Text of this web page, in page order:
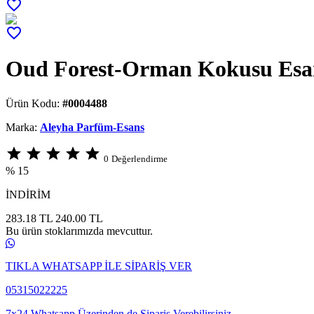
favorite_border
favorite_border
Oud Forest-Orman Kokusu
Ürün Kodu: #0004488
Marka: Aleyha Parfüm-Esans
star star star star star 0 Değerlendirme
% 15
İNDİRİM
283.18 TL 240.00 TL
Bu ürün stoklarımızda mevcuttur.
TIKLA WHATSAPP İLE SİPARİŞ VER
05315022225